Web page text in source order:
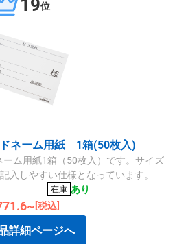
19位
ネーム用紙 1箱(50枚入)
ム用紙1箱（50枚入）です。サイズ
入しやすい仕様となっています。
在庫 あり
[税込]
詳細ページへ